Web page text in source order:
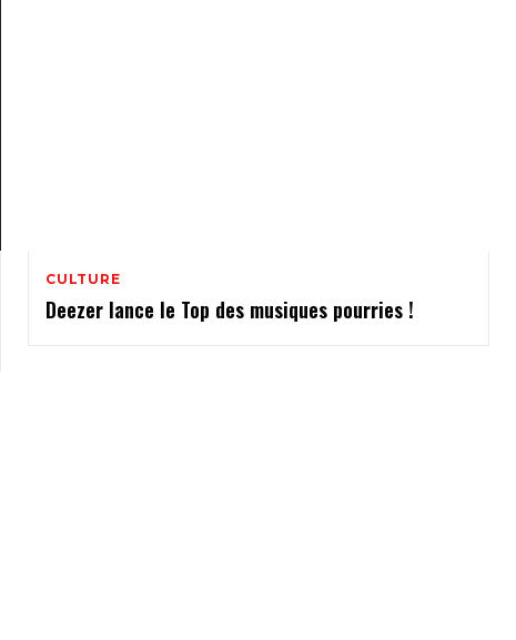
CULTURE
Deezer lance le Top des musiques pourries !